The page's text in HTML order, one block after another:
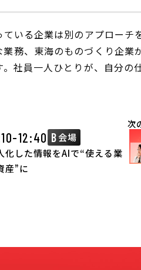
いる企業は別のアプローチ
務、東海のものづくり企業
社員一人ひとりが、自分の
12:40 B会場
化した情報をAIで“使える業
産”に
次